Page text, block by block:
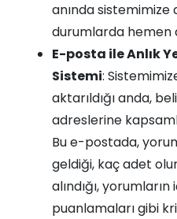
anında sistemimize
durumlarda hemen
E-posta ile Anlık
Sistemi:
aktarıldığı anda,
adreslerine
Bu e-postada,
geldiği, kaç adet
alındığı,
puanlamaları gibi